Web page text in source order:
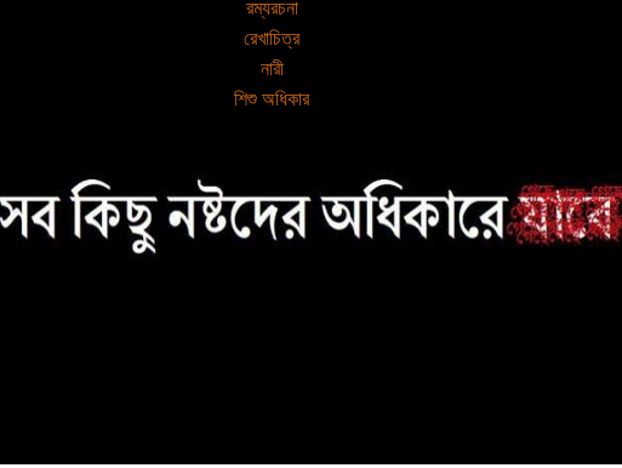
রম্যরচনা
রেখাচিত্র
নারী
শিশু অধিকার